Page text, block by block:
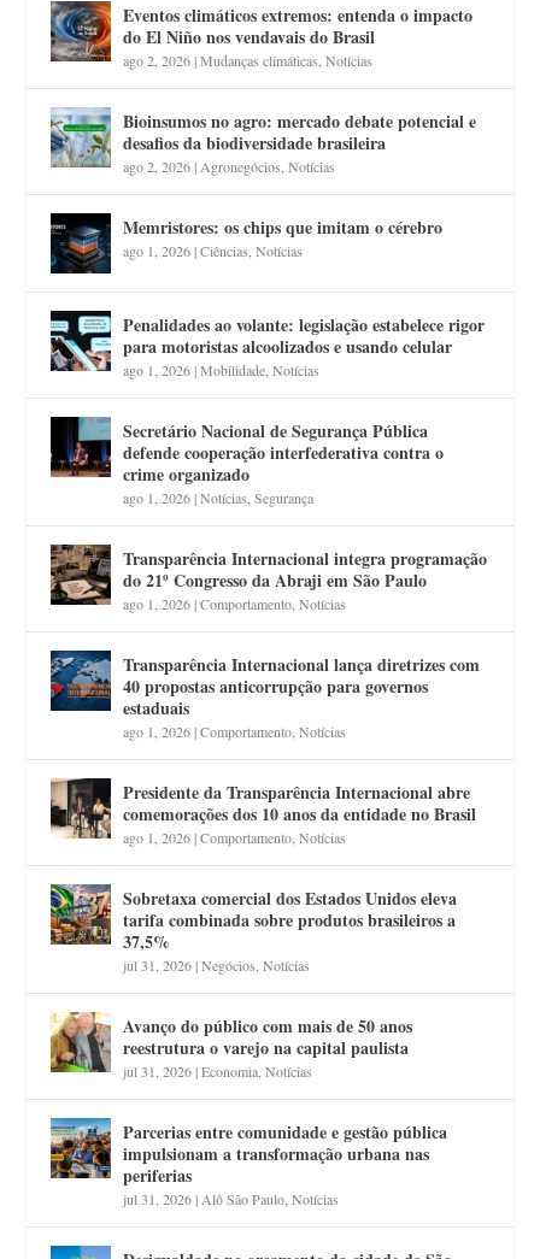
Eventos climáticos extremos: entenda o impacto
do El Niño nos vendavais do Brasil
ago 2, 2026|Mudanças climáticas ,Notícias
Bioinsumos no agro: mercado debate potencial e
desafios da biodiversidade brasileira
ago 2, 2026| Agronegócios ,Notícias
Memristores: os chips que imitam o cérebro
ago 1, 2026|Ciências ,Notícias
Penalidades ao volante: legislação estabelece rigor
para motoristas alcoolizados e usando celular
ago 1, 2026|Mobilidade ,Notícias
Secretário Nacional de Segurança Pública
defende cooperação interfederativa contra o
crime organizado
ago 1, 2026|Notícias ,Segurança
Transparência Internacional integra programação
do 21º Congresso da Abraji em São Paulo
ago 1, 2026|Comportamento ,Notícias
Transparência Internacional lança diretrizes com
40 propostas anticorrupção para governos
estaduais
ago 1, 2026|Comportamento ,Notícias
Presidente da Transparência Internacional abre
comemorações dos 10 anos da entidade no Brasil
ago 1, 2026|Comportamento ,Notícias
Sobretaxa comercial dos Estados Unidos eleva
tarifa combinada sobre produtos brasileiros a
37,5%
jul 31, 2026|Negócios ,Notícias
Avanço do público com mais de 50 anos
reestrutura o varejo na capital paulista
jul 31, 2026|Economia ,Notícias
Parcerias entre comunidade e gestão pública
impulsionam a transformação urbana nas
periferias
jul 31, 2026| Alô São Paulo ,Notícias